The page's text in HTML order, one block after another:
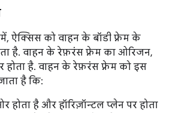
ऐक्सिस को वाहन के बॉडी फ़्रेम के
है. वाहन के रेफ़रंस फ़्रेम का ओरिजन,
है. वाहन के रेफ़रंस फ़्रेम को इस
है कि:
होता है और हॉरिज़ॉन्टल प्लेन पर होता